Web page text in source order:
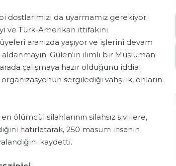
da uyarmamız gerekiyor.
ve Türk-Amerikan ittifakını
aranızda yaşıyor ve işlerini devam
Gülen'in ılımlı bir Müslüman
çalışmaya hazır olduğunu iddia
sergilediği vahşilik, onların
ölümcül silahlarının silahsız sivillere,
hatırlatarak, 250 masum insanın
kaydetti.